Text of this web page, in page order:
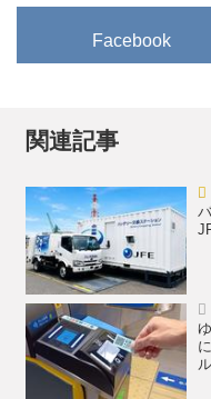
Facebook
関連記事